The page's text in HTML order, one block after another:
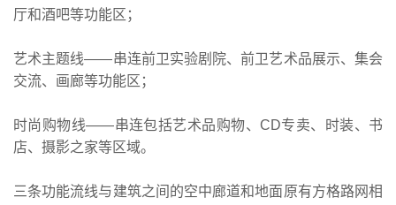
厅和酒吧等功能区；
艺术主题线——串连前卫实验剧院、前卫艺术品展示、集会
交流、画廊等功能区；
时尚购物线——串连包括艺术品购物、CD专卖、时装、书
店、摄影之家等区域。
三条功能流线与建筑之间的空中廊道和地面原有方格路网相